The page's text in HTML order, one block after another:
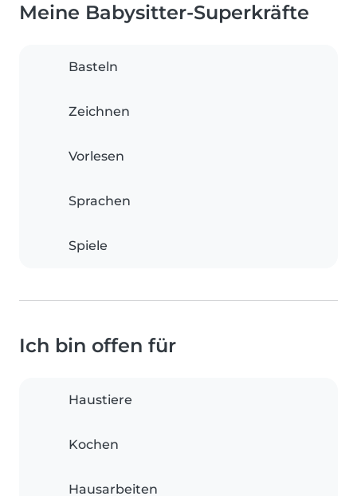
Meine Babysitter-Superkräfte
Basteln
Zeichnen
Vorlesen
Sprachen
Spiele
Ich bin offen für
Haustiere
Kochen
Hausarbeiten